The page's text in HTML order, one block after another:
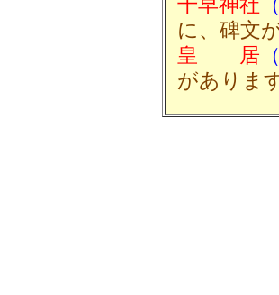
に、碑文
皇 居
がありま